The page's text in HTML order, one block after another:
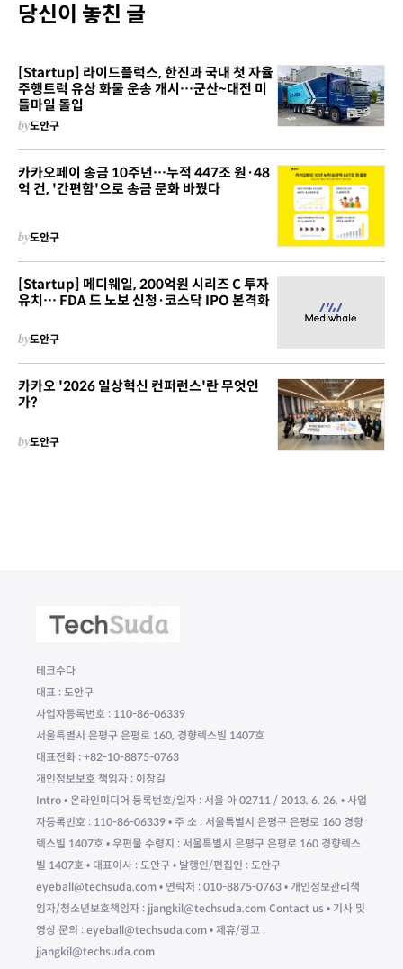
당신이 놓친 글
[Startup] 라이드플럭스, 한진과 국내 첫 자율
주행트럭 유상 화물 운송 개시…군산~대전 미
들마일 돌입
by도안구
카카오페이 송금 10주년…누적 447조 원·48
억 건, '간편함'으로 송금 문화 바꿨다
by도안구
[Startup] 메디웨일, 200억원 시리즈 C 투자
유치… FDA 드 노보 신청·코스닥 IPO 본격화
by도안구
카카오 '2026 일상혁신 컨퍼런스'란 무엇인
가?
by도안구
테크수다
대표 : 도안구
사업자등록번호 : 110-86-06339
서울특별시 은평구 은평로 160, 경향렉스빌 1407호
대표전화 : +82-10-8875-0763
개인정보보호 책임자 : 이창길
Intro • 온라인미디어 등록번호/일자 : 서울 아 02711 / 2013. 6. 26. • 사업
자등록번호 : 110-86-06339 • 주 소 : 서울특별시 은평구 은평로 160 경향
렉스빌 1407호 • 우편물 수령지 : 서울특별시 은평구 은평로 160 경향렉스
빌 1407호 • 대표이사 : 도안구 • 발행인/편집인 : 도안구
eyeball@techsuda.com • 연락처 : 010-8875-0763 • 개인정보관리책
임자/청소년보호책임자 : jjangkil@techsuda.com Contact us • 기사 및
영상 문의 : eyeball@techsuda.com • 제휴/광고 :
jjangkil@techsuda.com